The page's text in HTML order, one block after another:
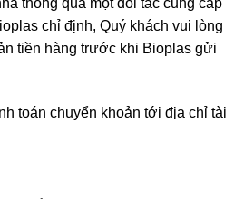
thông qua một đối tác cung cấp
chỉ định, Quý khách vui lòng
tiền hàng trước khi Bioplas gửi
toán chuyển khoản tới địa chỉ tài